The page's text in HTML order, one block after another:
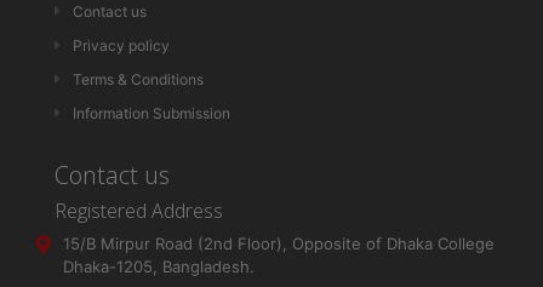
Contact us
Privacy policy
Terms & Conditions
Information Submission
Contact us
Registered Address
15/B Mirpur Road (2nd Floor), Opposite of Dhaka College
Dhaka-1205, Bangladesh.